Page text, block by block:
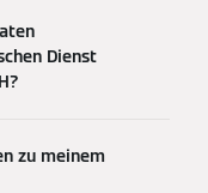
Dienst
zu meinem